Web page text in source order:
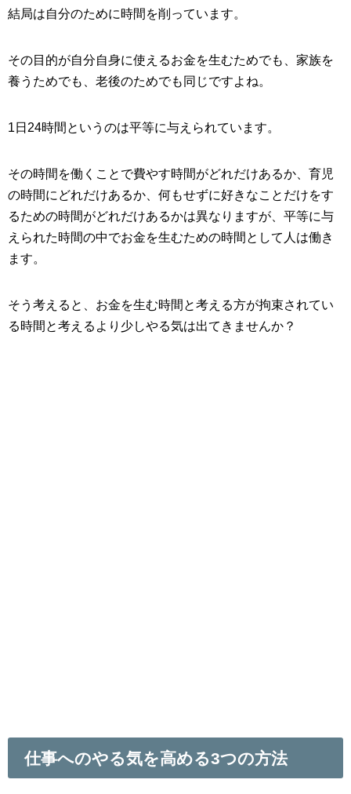
結局は自分のために時間を削っています。
その目的が自分自身に使えるお金を生むためでも、家族を
養うためでも、老後のためでも同じですよね。
1日24時間というのは平等に与えられています。
その時間を働くことで費やす時間がどれだけあるか、育児
の時間にどれだけあるか、何もせずに好きなことだけをす
るための時間がどれだけあるかは異なりますが、平等に与
えられた時間の中でお金を生むための時間として人は働き
ます。
そう考えると、お金を生む時間と考える方が拘束されてい
る時間と考えるより少しやる気は出てきませんか？
仕事へのやる気を高める3つの方法